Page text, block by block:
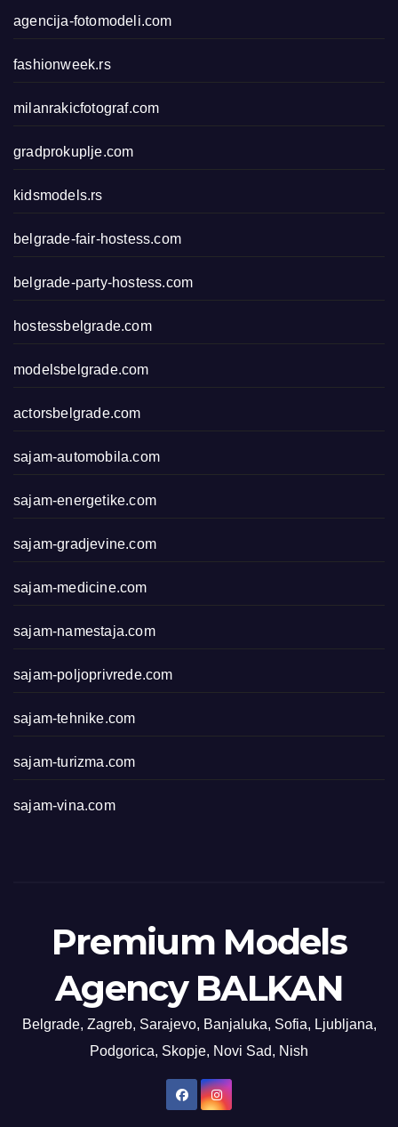
agencija-fotomodeli.com
fashionweek.rs
milanrakicfotograf.com
gradprokuplje.com
kidsmodels.rs
belgrade-fair-hostess.com
belgrade-party-hostess.com
hostessbelgrade.com
modelsbelgrade.com
actorsbelgrade.com
sajam-automobila.com
sajam-energetike.com
sajam-gradjevine.com
sajam-medicine.com
sajam-namestaja.com
sajam-poljoprivrede.com
sajam-tehnike.com
sajam-turizma.com
sajam-vina.com
Premium Models
Agency BALKAN
Belgrade, Zagreb, Sarajevo, Banjaluka, Sofia, Ljubljana,
Podgorica, Skopje, Novi Sad, Nish